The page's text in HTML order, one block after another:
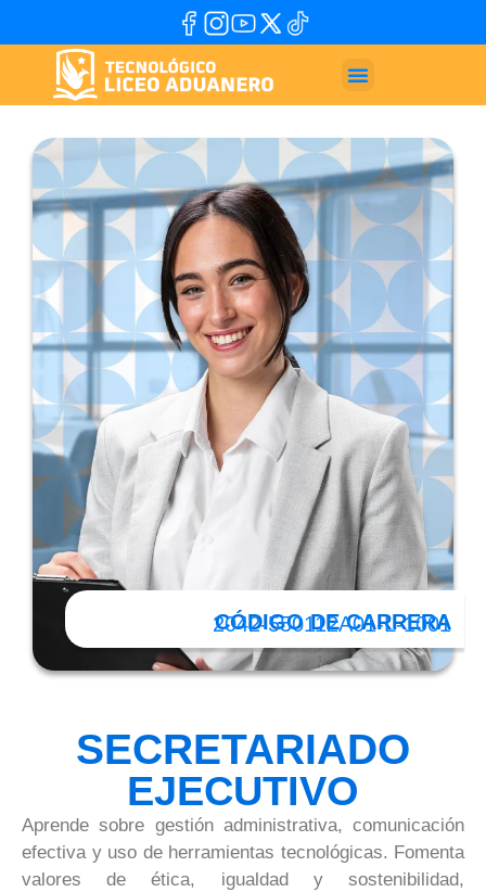
CÓDIGO DE CARRERA
2042-550112A01-L-1001
SECRETARIADO
EJECUTIVO
Aprende sobre gestión administrativa, comunicación
efectiva y uso de herramientas tecnológicas. Fomenta
valores de ética, igualdad y sostenibilidad,